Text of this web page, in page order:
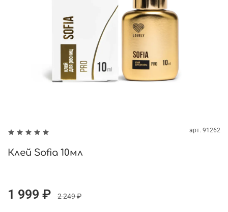
арт. 91262
Клей Sofia 10мл
1 999 ₽ 2 249 ₽